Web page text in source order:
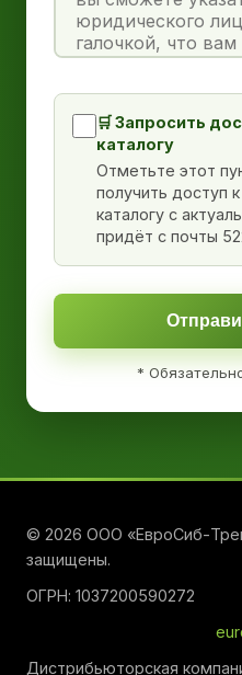
🛒 Запросить
каталогу
Отметьте этот
получить доступ
каталогу с
придёт с почты
*
© 2026 ООО «ЕвроСиб-
защищены.
ОГРН: 1037200590272
Дистрибьюторская